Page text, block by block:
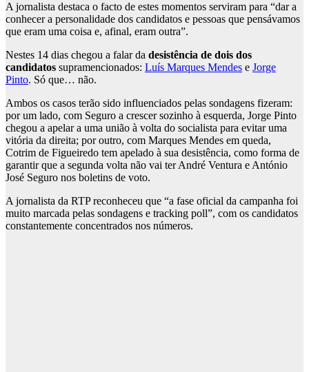
A jornalista destaca o facto de estes momentos serviram para “dar a
conhecer a personalidade dos candidatos e pessoas que pensávamos
que eram uma coisa e, afinal, eram outra”.
Nestes 14 dias chegou a falar da desistência de dois dos
candidatos supramencionados: Luís Marques Mendes e Jorge
Pinto. Só que… não.
Ambos os casos terão sido influenciados pelas sondagens fizeram:
por um lado, com Seguro a crescer sozinho à esquerda, Jorge Pinto
chegou a apelar a uma união à volta do socialista para evitar uma
vitória da direita; por outro, com Marques Mendes em queda,
Cotrim de Figueiredo tem apelado à sua desistência, como forma de
garantir que a segunda volta não vai ter André Ventura e António
José Seguro nos boletins de voto.
A jornalista da RTP reconheceu que “a fase oficial da campanha foi
muito marcada pelas sondagens e tracking poll”, com os candidatos
constantemente concentrados nos números.